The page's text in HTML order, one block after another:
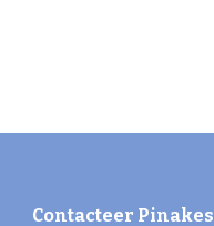
Contacteer Pinakes